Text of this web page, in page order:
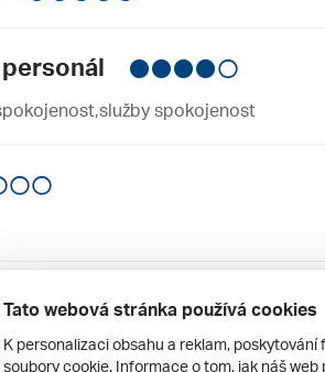
spokojenost
Tato webová stránka používá cookies
K personalizaci obsahu a reklam,
soubory cookie. Informace o tom, jak náš